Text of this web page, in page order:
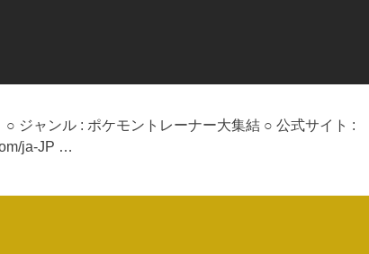
○ ジャンル : ポケモントレーナー大集結 ○ 公式サイト :
ja-JP …